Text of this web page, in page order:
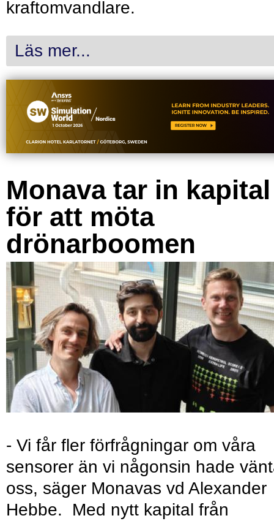
kraftomvandlare.
Läs mer...
Monava tar in kapital
för att möta
drönarboomen
- Vi får fler förfrågningar om våra
sensorer än vi någonsin hade
oss, säger Monavas vd Alexander
Hebbe. Med nytt kapital från